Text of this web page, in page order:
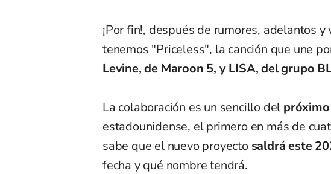
¡Por fin!, después de rumores, adelantos
tenemos "Priceless", la canción que une
Levine, de Maroon 5, y LISA, del grupo
La colaboración es un sencillo del
estadounidense, el primero en más de
sabe que el nuevo proyecto saldrá este
fecha y qué nombre tendrá.